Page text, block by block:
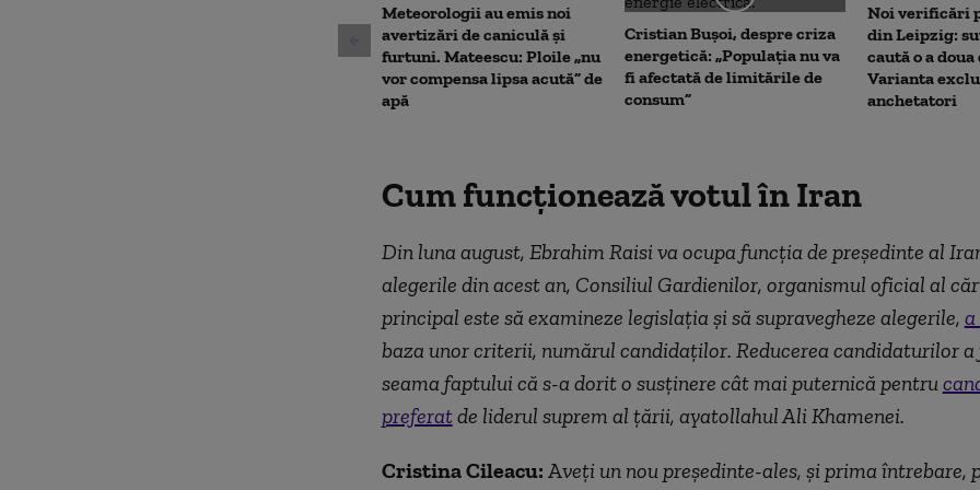
90%
Meteorologii au emis noi
avertizări de caniculă și
furtuni. Mateescu: Ploile „nu
vor compensa lipsa acută” de
apă
Cristian Bușoi, despre criza
energetică: „Populația nu va
fi afectată de limitările de
consum”
Noi verificări
din Leipzig:
caută o a doua
Varianta
anchetatori
Cum funcționează votul în Iran
Din luna august, Ebrahim Raisi va ocupa funcţia de preşedinte al
alegerile din acest an, Consiliul Gardienilor, organismul oficial al
principal este să examineze legislația și să supravegheze alegerile,
baza unor criterii, numărul candidaţilor. Reducerea candidaturilor a
seama faptului că s-a dorit o susţinere cât mai puternică pentru
preferatde liderul suprem al ţării, ayatollahul Ali Khamenei.
Cristina Cileacu: Aveți un nou președinte-ales, și prima întrebare,